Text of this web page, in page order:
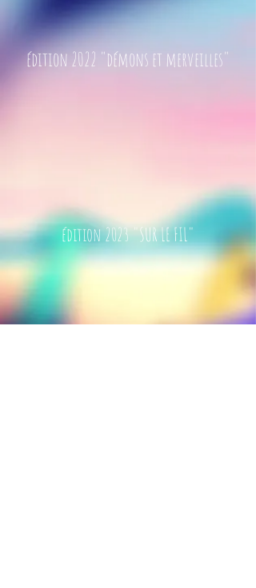
édition 2022 "démons et merveilles"
édition 2023 "SUR LE FIL"